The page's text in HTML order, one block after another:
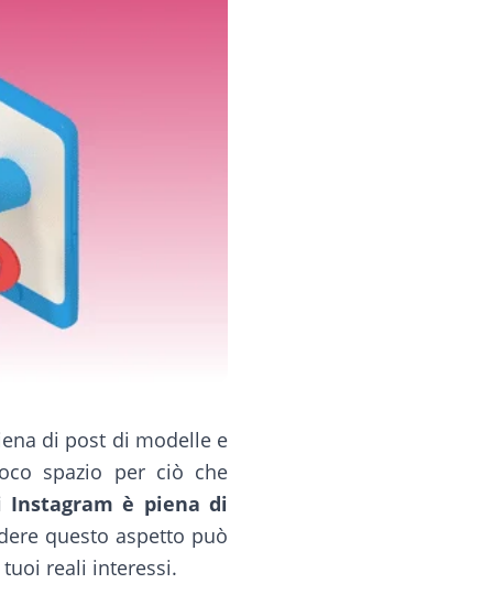
di post di modelle e
spazio per ciò che
Instagram è piena di
questo aspetto può
reali interessi.